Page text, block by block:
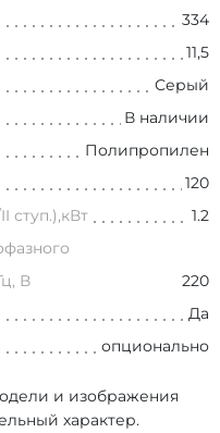
334
11,5
Серый
В наличии
Полипропилен
120
ступ.),кВт
1.2
В
220
Да
опционально
и изображения
характер.